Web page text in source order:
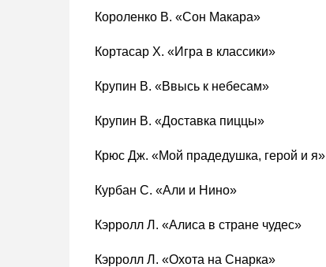
Короленко В. «Сон Макара»
Кортасар Х. «Игра в классики»
Крупин В. «Ввысь к небесам»
Крупин В. «Доставка пиццы»
Крюс Дж. «Мой прадедушка, герой и я»
Курбан С. «Али и Нино»
Кэрролл Л. «Алиса в стране чудес»
Кэрролл Л. «Охота на Снарка»